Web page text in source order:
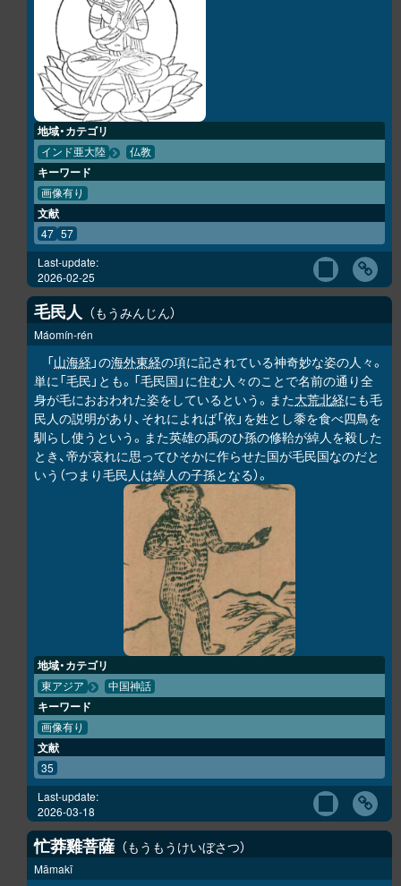
地域・カテゴリ
インド亜大陸 仏教
キーワード
画像有り
文献
47 57
Last-update:
2026-02-25
毛民人 もうみんじん
Máomín-rén
「山海経 」の海外東経の項に記されている神奇妙な姿の人々。
単に「毛民」とも。「毛民国」に住む人々のことで名前の通り全
身が毛におおわれた姿をしているという。また大荒北経にも毛
民人の説明があり、それによれば「依」を姓とし黍を食べ四鳥を
馴らし使うという。また英雄の禹のひ孫の修鞈が綽人を殺した
とき、帝が哀れに思ってひそかに作らせた国が毛民国なのだと
いう（つまり毛民人は綽人の子孫となる）。
地域・カテゴリ
東アジア 中国神話
キーワード
画像有り
文献
35
Last-update:
2026-03-18
忙莽雞菩薩 もうもうけいぼさつ
Māmakī